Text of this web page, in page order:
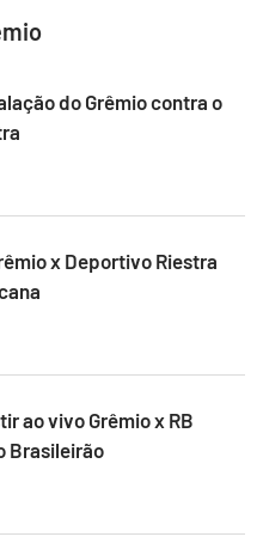
do Grêmio contra o
x Deportivo Riestra
ao vivo Grêmio x RB
Brasileirão